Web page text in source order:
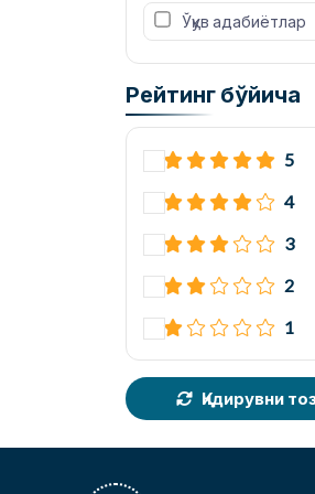
Ўқув адабиётлар
Рейтинг бўйича
5
4
3
2
1
Қидирувни